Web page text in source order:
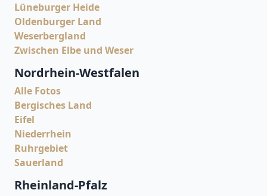
Lüneburger Heide
Oldenburger Land
Weserbergland
Zwischen Elbe und Weser
Nordrhein-Westfalen
Alle Fotos
Bergisches Land
Eifel
Niederrhein
Ruhrgebiet
Sauerland
Rheinland-Pfalz